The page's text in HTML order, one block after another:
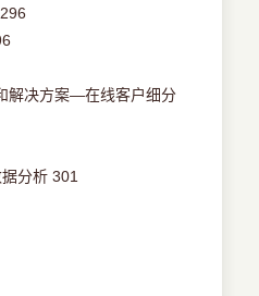
解决方案—在线客户细分
分析 301